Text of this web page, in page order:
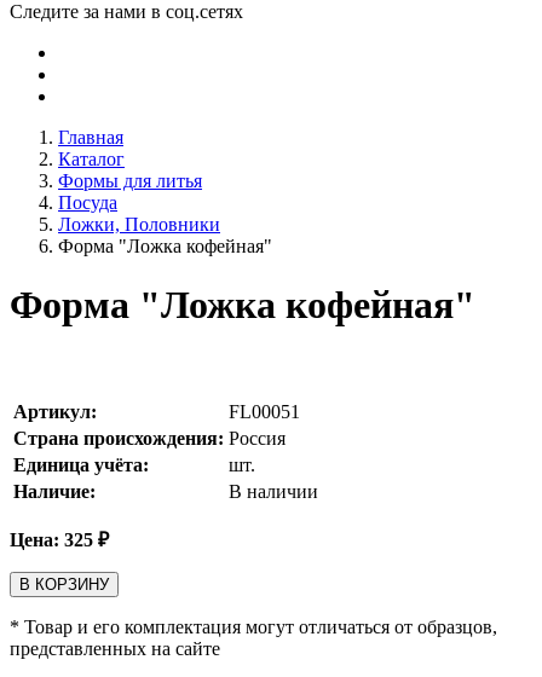
Следите за нами в соц.сетях
Главная
Каталог
Формы для литья
Посуда
Ложки, Половники
Форма "Ложка кофейная"
Форма "Ложка кофейная"
Артикул:
FL00051
Страна происхождения: Россия
Единица учёта:
шт.
Наличие:
В наличии
Цена: 325 ₽
В КОРЗИНУ
* Товар и его комплектация могут отличаться от образцов,
представленных на сайте